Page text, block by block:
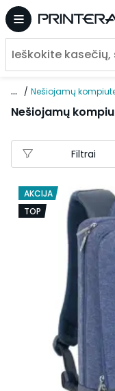
... Nešiojamų
Nešiojamų
Filtrai
AKCIJA
TOP